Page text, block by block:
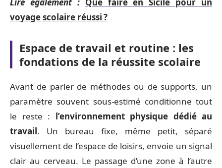
voyage scolaire réussi ?
Espace de travail et routine : les
fondations de la réussite scolaire
Avant de parler de méthodes ou de supports, un
paramètre souvent sous-estimé conditionne tout
le reste : l’environnement physique dédié au
travail. Un bureau fixe, même petit, séparé
visuellement de l’espace de loisirs, envoie un signal
clair au cerveau. Le passage d’une zone à l’autre